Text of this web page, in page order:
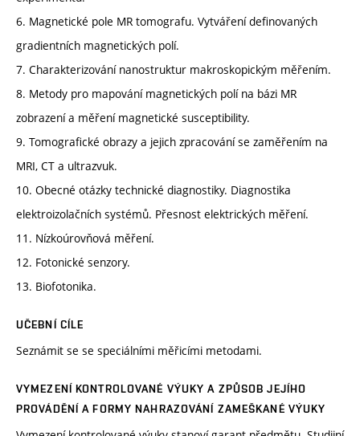
6. Magnetické pole MR tomografu. Vytváření definovaných
gradientních magnetických polí.
7. Charakterizování nanostruktur makroskopickým měřením.
8. Metody pro mapování magnetických polí na bázi MR
zobrazení a měření magnetické susceptibility.
9. Tomografické obrazy a jejich zpracování se zaměřením na
MRI, CT a ultrazvuk.
10. Obecné otázky technické diagnostiky. Diagnostika
elektroizolačních systémů. Přesnost elektrických měření.
11. Nízkoúrovňová měření.
12. Fotonické senzory.
13. Biofotonika.
UČEBNÍ CÍLE
Seznámit se se speciálními měřicími metodami.
VYMEZENÍ KONTROLOVANÉ VÝUKY A ZPŮSOB JEJÍHO
PROVÁDĚNÍ A FORMY NAHRAZOVÁNÍ ZAMEŠKANÉ VÝUKY